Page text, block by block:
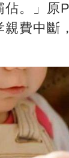
。」原
費中斷